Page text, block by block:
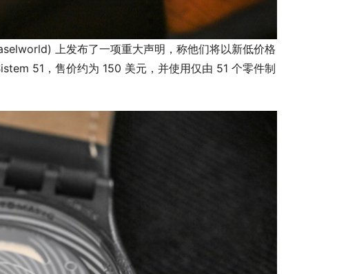
上发布了一项重大声明，称他们将以新低价格
51，售价约为 150 美元，并使用仅由 51 个零件制